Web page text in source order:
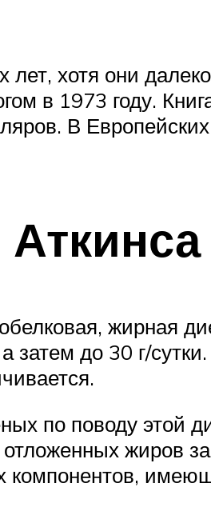
лет, хотя они
в 1973 году.
В
жирная
затем до 30 г/
по поводу этой
жиров
компонентов,